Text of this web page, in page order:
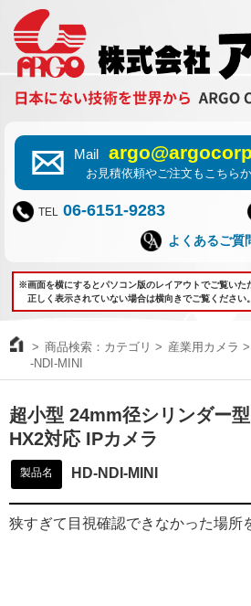
Mail
お見積依頼やご注文もこちら
TEL 06-6151-9283
よくあるご質
※画面を横にするとパソコン版のレイアウトでご覧いた
正しく表示されていない場合は横向きでご覧ください。
商品検索：カテゴリ 産業用カメラ
-NDI-MINI
超小型 24mm径シリンダー
HX2対応 IPカメラ
製品名 HD-NDI-MINI
狭すぎて目視確認できなかった場所